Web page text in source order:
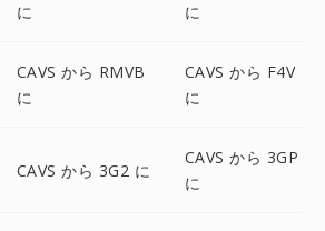
に
に
CAVS から RMVB
に
CAVS から F4V
に
CAVS から 3G2 に
CAVS から 3GP
に